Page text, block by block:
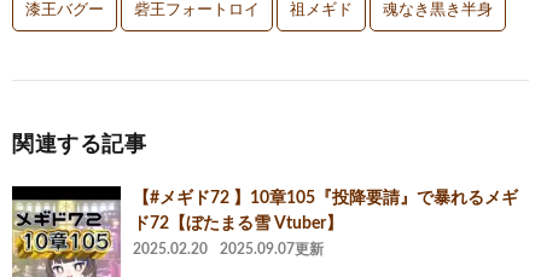
漆王バグー 砦王フォートロイ 祖メギド 魂なき黒き半身
関連する記事
【#メギド72 】10章105『投降要請』で暴れるメギ
ド72【ぼたまる雪 Vtuber】
2025.02.20 2025.09.07更新